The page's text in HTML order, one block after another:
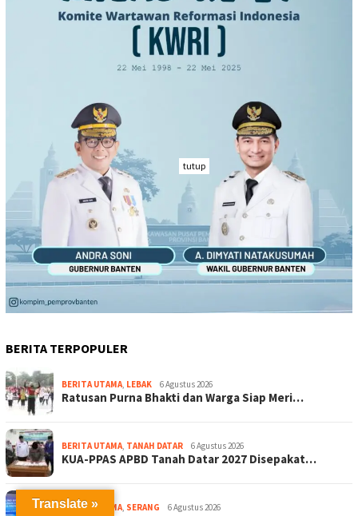
BERITA TERPOPULER
BERITA UTAMA LEBAK 6 Agustus 2026
Ratusan Purna Bhakti dan Warga Siap Meri…
BERITA UTAMA TANAH DATAR 6 Agustus 2026
KUA-PPAS APBD Tanah Datar 2027 Disepakat…
BERITA UTAMA SERANG 6 Agustus 2026
tutup
Translate »